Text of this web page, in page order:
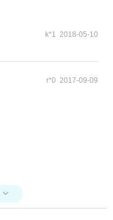
k*1 2018-05-10
r*0 2017-09-09
